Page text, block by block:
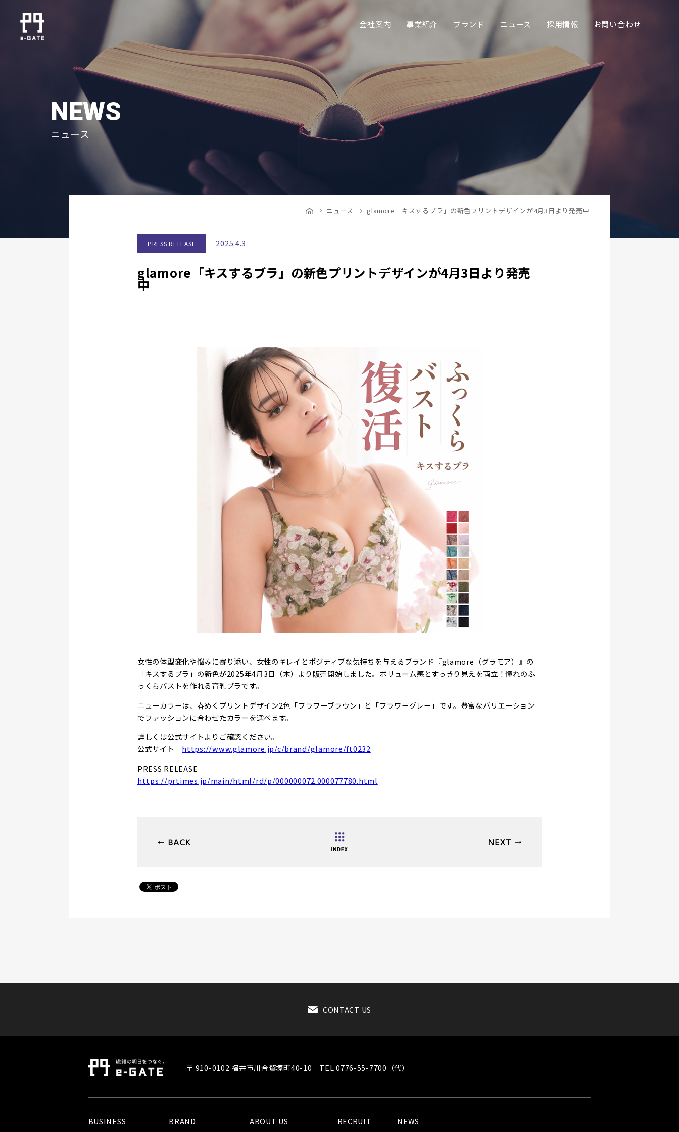
会社案内 事業紹介 ブランド ニュース 採用情報 お問い合わせ
NEWS
ニュース
ニュース glamore「キスするブラ」の新色プリントデザインが4月3日より発売中
PRESS RELEASE 2025.4.3
glamore「キスするブラ」の新色プリントデザインが4月3日より発売
中
女性の体型変化や悩みに寄り添い、女性のキレイとポジティブな気持ちを与えるブランド『glamore（グラモア）』の
「キスするブラ」の新色が2025年4月3日（木）より販売開始しました。ボリューム感とすっきり見えを両立！憧れのふ
っくらバストを作れる育乳ブラです。
ニューカラーは、春めくプリントデザイン2色「フラワーブラウン」と「フラワーグレー」です。豊富なバリエーション
でファッションに合わせたカラーを選べます。
詳しくは公式サイトよりご確認ください。
公式サイト https://www.glamore.jp/c/brand/glamore/ft0232
PRESS RELEASE
https://prtimes.jp/main/html/rd/p/000000072.000077780.html
CONTACT US
〒 910-0102 福井市川合鷲塚町40-10 TEL 0776-55-7700（代）
BUSINESS BRAND ABOUT US RECRUIT NEWS